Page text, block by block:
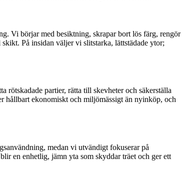
Vi börjar med besiktning, skrapar bort lös färg, rengör
På insidan väljer vi slitstarka, lättstädade ytor;
rötskadade partier, rätta till skevheter och säkerställa
hållbart ekonomiskt och miljömässigt än nyinköp, och
medan vi utvändigt fokuserar på
en enhetlig, jämn yta som skyddar träet och ger ett